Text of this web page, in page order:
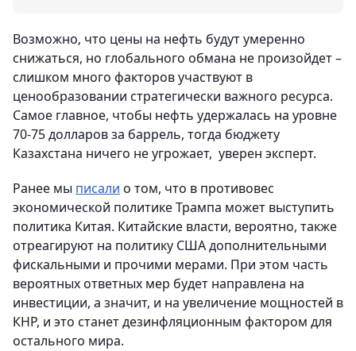
Возможно, что цены на нефть будут умеренно
снижаться, но глобального обмана не произойдет –
слишком много факторов участвуют в
ценообразовании стратегически важного ресурса.
Самое главное, чтобы нефть удержалась на уровне
70-75 долларов за баррель, тогда бюджету
Казахстана ничего не угрожает, уверен эксперт.
Ранее мы писали о том, что в противовес
экономической политике Трампа может выступить
политика Китая. Китайские власти, вероятно, также
отреагируют на политику США дополнительными
фискальными и прочими мерами. При этом часть
вероятных ответных мер будет направлена на
инвестиции, а значит, и на увеличение мощностей в
КНР, и это станет дезинфляционным фактором для
остального мира.